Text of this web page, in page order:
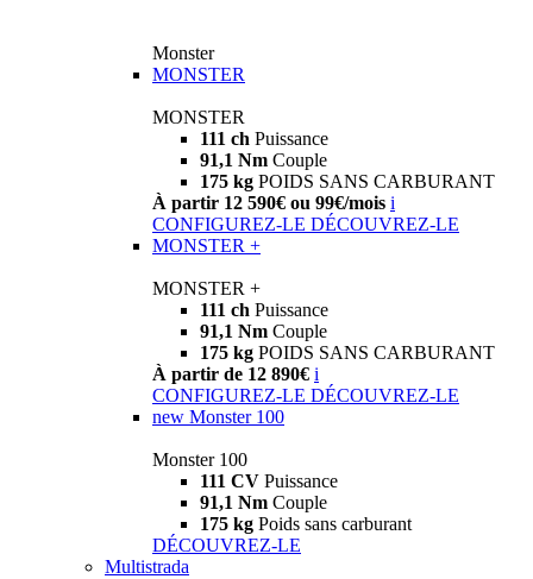
Monster
MONSTER
MONSTER
111 ch Puissance
91,1 Nm Couple
175 kg POIDS SANS CARBURANT
À partir 12 590€ ou 99€/mois i
CONFIGUREZ-LE DÉCOUVREZ-LE
MONSTER +
MONSTER +
111 ch Puissance
91,1 Nm Couple
175 kg POIDS SANS CARBURANT
À partir de 12 890€ i
CONFIGUREZ-LE DÉCOUVREZ-LE
new Monster 100
Monster 100
111 CV Puissance
91,1 Nm Couple
175 kg Poids sans carburant
DÉCOUVREZ-LE
Multistrada